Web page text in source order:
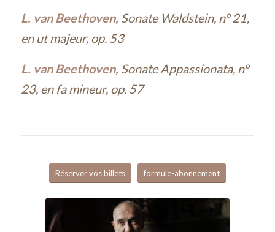
L. van Beethoven, Sonate Waldstein, n° 21,
en ut majeur, op. 53
L. van Beethoven, Sonate Appassionata, n°
23, en fa mineur, op. 57
Réserver vos billets formule-abonnement